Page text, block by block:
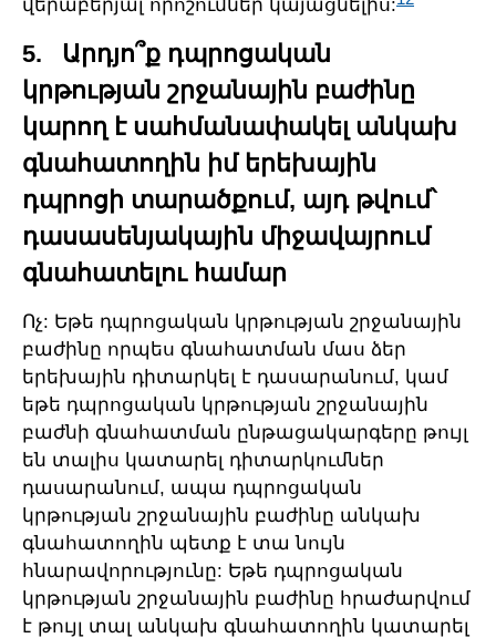
վերաբերյալ որոշումներ կայացնելիս:
5. Արդյո՞ք դպրոցական
կրթության շրջանային բաժինը
կարող է սահմանափակել անկախ
գնահատողին իմ երեխային
դպրոցի տարածքում, այդ թվում՝
դասասենյակային միջավայրում
գնահատելու համար
Ոչ: Եթե դպրոցական կրթության շրջանային
բաժինը որպես գնահատման մաս ձեր
երեխային դիտարկել է դասարանում, կամ
եթե դպրոցական կրթության շրջանային
բաժնի գնահատման ընթացակարգերը թույլ
են տալիս կատարել դիտարկումներ
դասարանում, ապա դպրոցական
կրթության շրջանային բաժինը անկախ
գնահատողին պետք է տա նույն
հնարավորությունը: Եթե դպրոցական
կրթության շրջանային բաժինը հրաժարվում
է թույլ տալ անկախ գնահատողին կատարել